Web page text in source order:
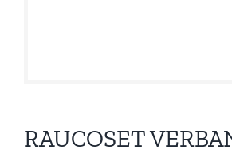
RAUCOSET